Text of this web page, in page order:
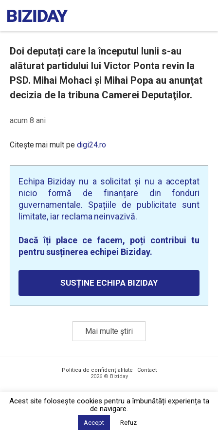
Doi deputați care la începutul lunii s-au
alăturat partidului lui Victor Ponta revin la
PSD. Mihai Mohaci și Mihai Popa au anunţat
decizia de la tribuna Camerei Deputaţilor.
acum 8 ani
Citește mai mult pe digi24.ro
Echipa Biziday nu a solicitat și nu a acceptat
nicio formă de finanțare din fonduri
guvernamentale. Spațiile de publicitate sunt
limitate, iar reclama neinvazivă.
Dacă îți place ce facem, poți contribui tu
pentru susținerea echipei Biziday.
SUSȚINE ECHIPA BIZIDAY
Mai multe știri
Politica de confidențialitate · Contact
2026 © Biziday
Acest site foloseşte cookies pentru a îmbunătăți experiența ta
de navigare.
Accept Refuz